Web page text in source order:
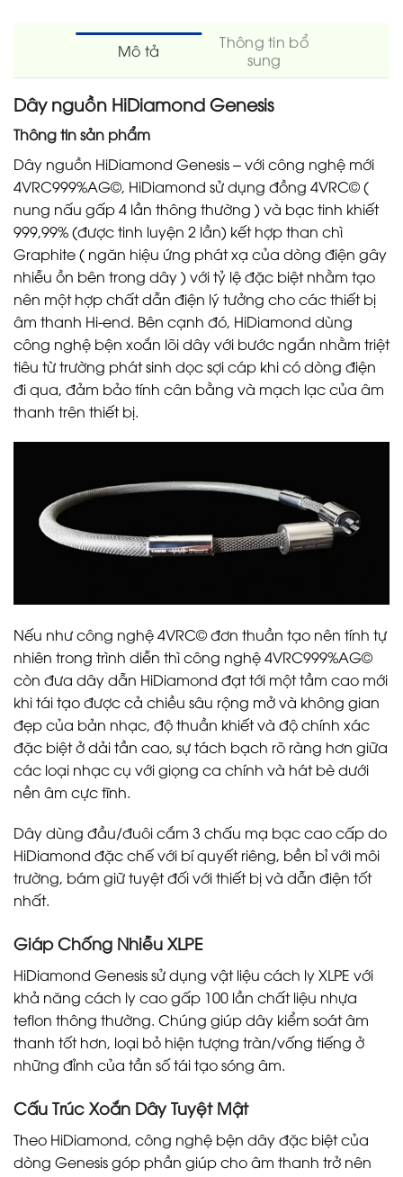
Mô tả
Thông tin bổ
sung
Dây nguồn HiDiamond Genesis
Thông tin sản phẩm
Dây nguồn HiDiamond Genesis – với công nghệ mới
4VRC999%AG©, HiDiamond sử dụng đồng 4VRC© (
nung nấu gấp 4 lần thông thường ) và bạc tinh khiết
999,99% (được tinh luyện 2 lần) kết hợp than chì
Graphite ( ngăn hiệu ứng phát xạ của dòng điện gây
nhiễu ồn bên trong dây ) với tỷ lệ đặc biệt nhằm tạo
nên một hợp chất dẫn điện lý tưởng cho các thiết bị
âm thanh Hi-end. Bên cạnh đó, HiDiamond dùng
công nghệ bện xoắn lõi dây với bước ngắn nhằm triệt
tiêu từ trường phát sinh dọc sợi cáp khi có dòng điện
đi qua, đảm bảo tính cân bằng và mạch lạc của âm
thanh trên thiết bị.
Nếu như công nghệ 4VRC© đơn thuần tạo nên tính tự
nhiên trong trình diễn thì công nghệ 4VRC999%AG©
còn đưa dây dẫn HiDiamond đạt tới một tầm cao mới
khi tái tạo được cả chiều sâu rộng mở và không gian
đẹp của bản nhạc, độ thuần khiết và độ chính xác
đặc biệt ở dải tần cao, sự tách bạch rõ ràng hơn giữa
các loại nhạc cụ với giọng ca chính và hát bè dưới
nền âm cực tĩnh.
Dây dùng đầu/đuôi cắm 3 chấu mạ bạc cao cấp do
HiDiamond đặc chế với bí quyết riêng, bền bỉ với môi
trường, bám giữ tuyệt đối với thiết bị và dẫn điện tốt
nhất.
Giáp Chống Nhiễu XLPE
HiDiamond Genesis sử dụng vật liệu cách ly XLPE với
khả năng cách ly cao gấp 100 lần chất liệu nhựa
teflon thông thường. Chúng giúp dây kiểm soát âm
thanh tốt hơn, loại bỏ hiện tượng tràn/vống tiếng ở
những đỉnh của tần số tái tạo sóng âm.
Cấu Trúc Xoắn Dây Tuyệt Mật
Theo HiDiamond, công nghệ bện dây đặc biệt của
dòng Genesis góp phần giúp cho âm thanh trở nên